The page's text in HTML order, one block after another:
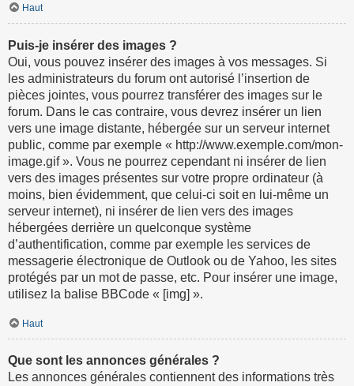
Haut
Puis-je insérer des images ?
Oui, vous pouvez insérer des images à vos messages. Si
les administrateurs du forum ont autorisé l’insertion de
pièces jointes, vous pourrez transférer des images sur le
forum. Dans le cas contraire, vous devrez insérer un lien
vers une image distante, hébergée sur un serveur internet
public, comme par exemple « http://www.exemple.com/mon-
image.gif ». Vous ne pourrez cependant ni insérer de lien
vers des images présentes sur votre propre ordinateur (à
moins, bien évidemment, que celui-ci soit en lui-même un
serveur internet), ni insérer de lien vers des images
hébergées derrière un quelconque système
d’authentification, comme par exemple les services de
messagerie électronique de Outlook ou de Yahoo, les sites
protégés par un mot de passe, etc. Pour insérer une image,
utilisez la balise BBCode « [img] ».
Haut
Que sont les annonces générales ?
Les annonces générales contiennent des informations très